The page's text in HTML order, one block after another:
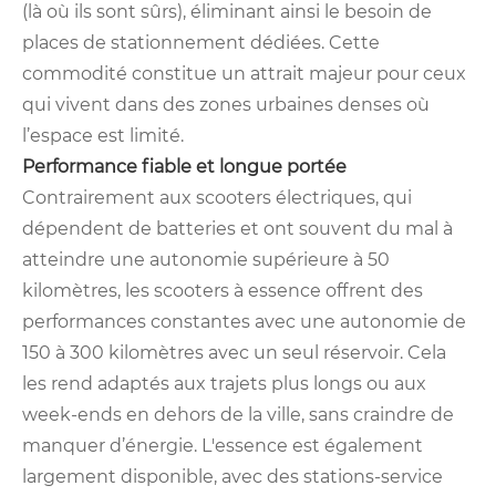
(là où ils sont sûrs), éliminant ainsi le besoin de
places de stationnement dédiées. Cette
commodité constitue un attrait majeur pour ceux
qui vivent dans des zones urbaines denses où
l’espace est limité.
Performance fiable et longue portée
Contrairement aux scooters électriques, qui
dépendent de batteries et ont souvent du mal à
atteindre une autonomie supérieure à 50
kilomètres, les scooters à essence offrent des
performances constantes avec une autonomie de
150 à 300 kilomètres avec un seul réservoir. Cela
les rend adaptés aux trajets plus longs ou aux
week-ends en dehors de la ville, sans craindre de
manquer d’énergie. L'essence est également
largement disponible, avec des stations-service